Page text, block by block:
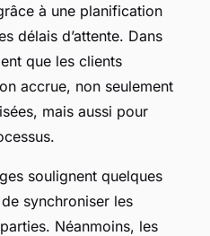
à une planification
délais d’attente. Dans
que les clients
accrue, non seulement
mais aussi pour
soulignent quelques
synchroniser les
Néanmoins, les